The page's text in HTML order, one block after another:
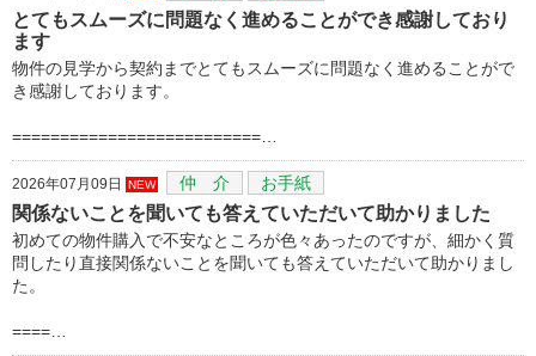
とてもスムーズに問題なく進めることができ感謝しており
ます
物件の見学から契約までとてもスムーズに問題なく進めることがで
き感謝しております。
==========================…
2026年07月09日 NEW 仲 介 お手紙
関係ないことを聞いても答えていただいて助かりました
初めての物件購入で不安なところが色々あったのですが、細かく質
問したり直接関係ないことを聞いても答えていただいて助かりまし
た。
====…